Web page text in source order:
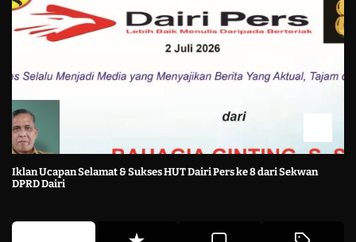
Iklan Ucapan Selamat & Sukses HUT Dairi Pers ke 8 dari Sekwan
DPRD Dairi